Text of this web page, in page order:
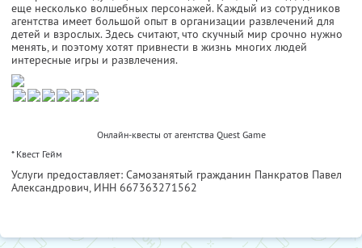
еще несколько волшебных персонажей. Каждый из сотрудников
агентства имеет большой опыт в организации развлечений для
детей и взрослых. Здесь считают, что скучный мир срочно нужно
менять, и поэтому хотят привнести в жизнь многих людей
интересные игры и развлечения.
Онлайн-квесты от агентства Quest Game
* Квест Гейм
Услуги предоставляет: Самозанятый гражданин Панкратов Павел
Александрович, ИНН 667363271562